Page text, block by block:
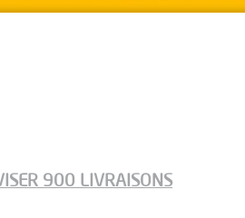
900 LIVRAISONS